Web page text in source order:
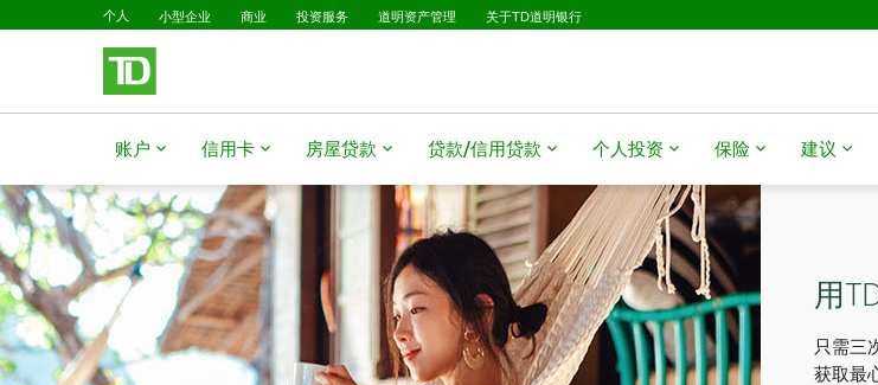
跳转到主要内容
个人 已选择小型企业 商业 投资服务 道明资产管理 关于TD道明银行
账户 信用卡 房屋贷款 贷款/信用贷款 个人投资 保险 建议
用
只需三
获取最